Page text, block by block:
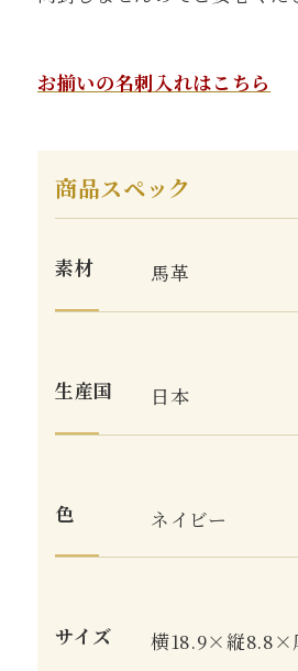
お揃いの名刺入れはこちら
商品スペック
素材 馬革
生産国 日本
色 ネイビー
サイズ 横18.9×縦8.8×